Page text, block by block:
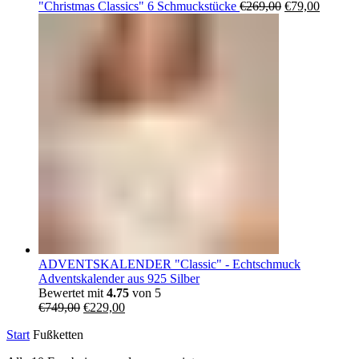
"Christmas Classics" 6 Schmuckstücke €269,00 Ursprünglicher
€79,00
ADVENTSKALENDER "Classic" - Echtschmuck
Adventskalender aus 925 Silber
Bewertet mit 4.75 von 5
€749,00 Ursprünglicher
war:
€229,00Aktueller
Start Fußketten